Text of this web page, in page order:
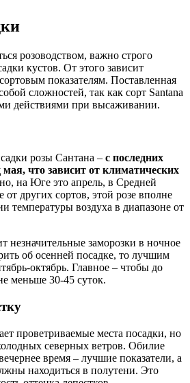
розоводством, важно строго
кустов. От этого зависит
показателям. Поставленная
сложностей, так как сорт Santana
действиями при высаживании.
розы Сантана – с последних
что зависит от климатических
на Юге это апрель, в Средней
других сортов, этой розе вполне
температуры воздуха в диапазоне от
незначительные заморозки в ночное
об осенней посадке, то лучшим
октябрь. Главное – чтобы до
меньше 30-45 суток.
проветриваемые места посадки, но
северных ветров. Обилие
время – лучшие показатели, а
находиться в полутени. Это